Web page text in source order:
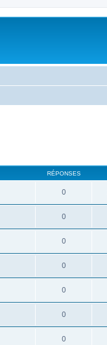
RÉPONSES
0
0
0
0
0
0
0